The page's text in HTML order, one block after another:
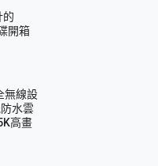
的
開箱
無線設
水雲
高畫